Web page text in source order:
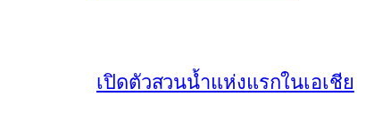
เปิดตัวสวนน้ำแห่งแรกในเอเชีย